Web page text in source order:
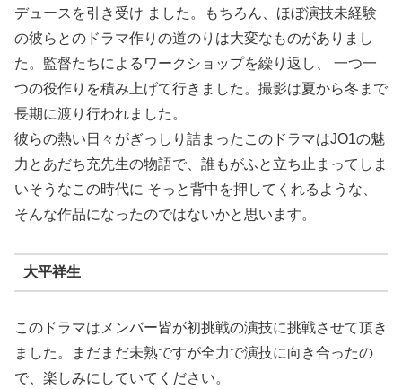
デュースを引き受け ました。もちろん、ほぼ演技未経験
の彼らとのドラマ作りの道のりは大変なものがありまし
た。監督たちによるワークショップを繰り返し、 一つ一
つの役作りを積み上げて行きました。撮影は夏から冬まで
長期に渡り行われました。
彼らの熱い日々がぎっしり詰まったこのドラマはJO1の魅
力とあだち充先生の物語で、誰もがふと立ち止まってしま
いそうなこの時代に そっと背中を押してくれるような、
そんな作品になったのではないかと思います。
大平祥生
このドラマはメンバー皆が初挑戦の演技に挑戦させて頂き
ました。まだまだ未熟ですが全力で演技に向き合ったの
で、楽しみにしていてください。